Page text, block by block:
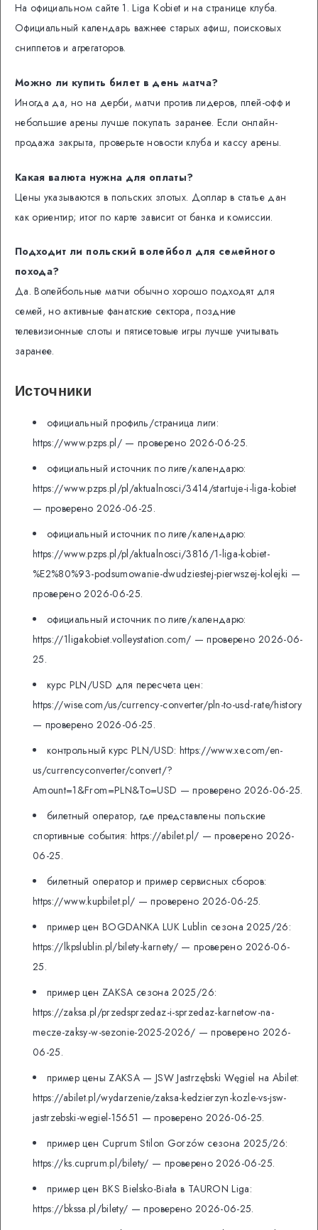
На официальном сайте 1. Liga Kobiet и на странице клуба.
Официальный календарь важнее старых афиш, поисковых
сниппетов и агрегаторов.
Можно ли купить билет в день матча?
Иногда да, но на дерби, матчи против лидеров, плей-офф и
небольшие арены лучше покупать заранее. Если онлайн-
продажа закрыта, проверьте новости клуба и кассу арены.
Какая валюта нужна для оплаты?
Цены указываются в польских злотых. Доллар в статье дан
как ориентир; итог по карте зависит от банка и комиссии.
Подходит ли польский волейбол для семейного
похода?
Да. Волейбольные матчи обычно хорошо подходят для
семей, но активные фанатские сектора, поздние
телевизионные слоты и пятисетовые игры лучше учитывать
заранее.
Источники
официальный профиль/страница лиги:
https://www.pzps.pl/ — проверено 2026-06-25.
официальный источник по лиге/календарю:
https://www.pzps.pl/pl/aktualnosci/3414/startuje-i-liga-kobiet
— проверено 2026-06-25.
официальный источник по лиге/календарю:
https://www.pzps.pl/pl/aktualnosci/3816/1-liga-kobiet-
%E2%80%93-podsumowanie-dwudziestej-pierwszej-kolejki —
проверено 2026-06-25.
официальный источник по лиге/календарю:
https://1ligakobiet.volleystation.com/ — проверено 2026-06-
25.
курс PLN/USD для пересчета цен:
https://wise.com/us/currency-converter/pln-to-usd-rate/history
— проверено 2026-06-25.
контрольный курс PLN/USD: https://www.xe.com/en-
us/currencyconverter/convert/?
Amount=1&From=PLN&To=USD — проверено 2026-06-25.
билетный оператор, где представлены польские
спортивные события: https://abilet.pl/ — проверено 2026-
06-25.
билетный оператор и пример сервисных сборов:
https://www.kupbilet.pl/ — проверено 2026-06-25.
пример цен BOGDANKA LUK Lublin сезона 2025/26:
https://lkpslublin.pl/bilety-karnety/ — проверено 2026-06-
25.
пример цен ZAKSA сезона 2025/26:
https://zaksa.pl/przedsprzedaz-i-sprzedaz-karnetow-na-
mecze-zaksy-w-sezonie-2025-2026/ — проверено 2026-
06-25.
пример цены ZAKSA — JSW Jastrzębski Węgiel на Abilet:
https://abilet.pl/wydarzenie/zaksa-kedzierzyn-kozle-vs-jsw-
jastrzebski-wegiel-15651 — проверено 2026-06-25.
пример цен Cuprum Stilon Gorzów сезона 2025/26:
https://ks.cuprum.pl/bilety/ — проверено 2026-06-25.
пример цен BKS Bielsko-Biała в TAURON Liga:
https://bkssa.pl/bilety/ — проверено 2026-06-25.